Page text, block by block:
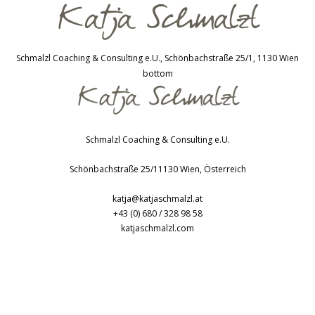
Schmalzl Coaching & Consulting e.U., Schönbachstraße 25/1, 1130 Wien
bottom
Schmalzl Coaching & Consulting e.U.
Schönbachstraße 25/1 1130 Wien, Österreich
katja@katjaschmalzl.at
+43 (0) 680 / 328 98 58
katjaschmalzl.com